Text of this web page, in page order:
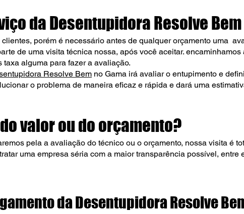
da Desentupidora Resolve
porém é necessário antes de qualquer orçamento uma
de uma visita técnica nossa, após você aceitar.
alguma para fazer a avaliação.
Resolve Bem no Gama irá avaliar o entupimento e
o problema de maneira eficaz e rápida e dará uma
valor ou do orçamento?
pela a avaliação do técnico ou o orçamento, nossa visita é
uma empresa séria com a maior transparência possível, entre
da Desentupidora Resolve